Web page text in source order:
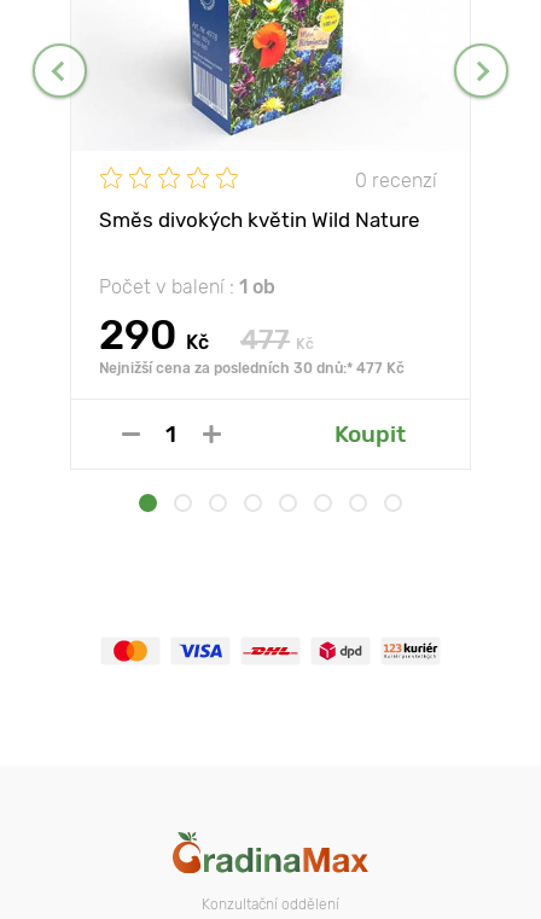
0 recenzí
Směs divokých květin Wild Nature
Počet v balení : 1 ob
290 Kč 477 Kč
Nejnižší cena za posledních 30 dnů:* 477 Kč
Koupit
Konzultační oddělení